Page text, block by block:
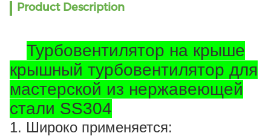
Product Description
Турбовентилятор на крыше
крышный турбовентилятор для
мастерской из нержавеющей
стали SS304
1. Широко применяется: